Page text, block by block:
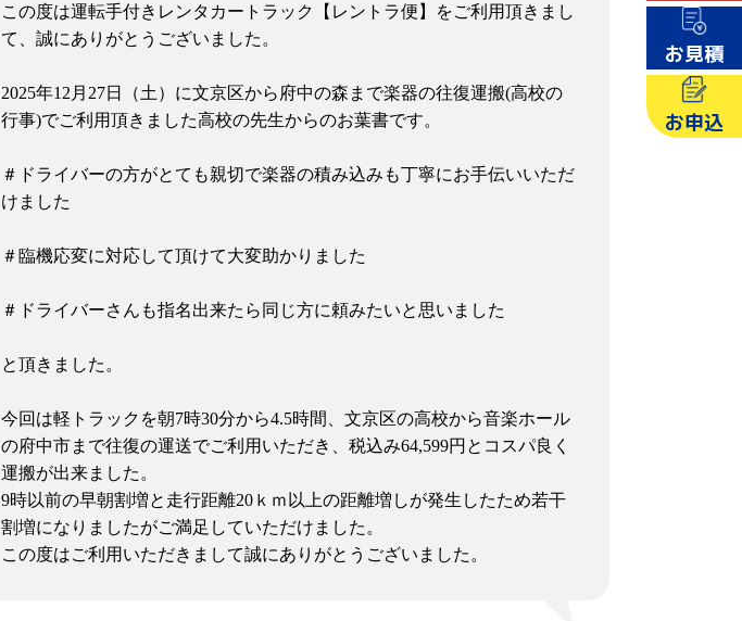
お見積
お申込
この度は運転手付きレンタカートラック【レントラ便】をご利用頂きまし
て、誠にありがとうございました。
2025年12月27日（土）に文京区から府中の森まで楽器の往復運搬(高校の
行事)でご利用頂きました高校の先生からのお葉書です。
＃ドライバーの方がとても親切で楽器の積み込みも丁寧にお手伝いいただ
けました
＃臨機応変に対応して頂けて大変助かりました
＃ドライバーさんも指名出来たら同じ方に頼みたいと思いました
と頂きました。
今回は軽トラックを朝7時30分から4.5時間、文京区の高校から音楽ホール
の府中市まで往復の運送でご利用いただき、税込み64,599円とコスパ良く
運搬が出来ました。
9時以前の早朝割増と走行距離20ｋｍ以上の距離増しが発生したため若干
割増になりましたがご満足していただけました。
この度はご利用いただきまして誠にありがとうございました。